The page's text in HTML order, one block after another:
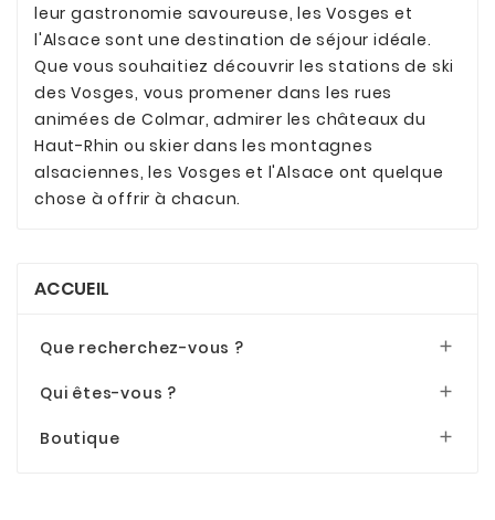
leur gastronomie savoureuse, les Vosges et
l'Alsace sont une destination de séjour idéale.
Que vous souhaitiez découvrir les stations de ski
des Vosges, vous promener dans les rues
animées de Colmar, admirer les châteaux du
Haut-Rhin ou skier dans les montagnes
alsaciennes, les Vosges et l'Alsace ont quelque
chose à offrir à chacun.
ACCUEIL
Que recherchez-vous ? 
Qui êtes-vous ? 
Boutique 